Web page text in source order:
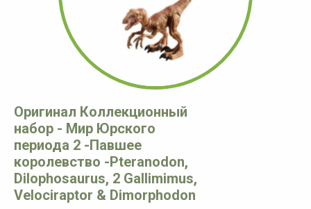
Оригинал Коллекционный
набор - Мир Юрского
периода 2 -Павшее
королевство -Pteranodon,
Dilophosaurus, 2 Gallimimus,
Velociraptor & Dimorphodon